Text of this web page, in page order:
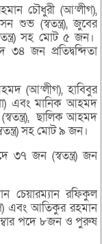
চৌধুরী (আ’লীগ),
(স্বতন্ত্র), জুবের
সহ মোট ৫ জন।
জন প্রতিদ্বন্দিতা
(আ’লীগ), হাবিবুর
এবং মানিক আহমদ
ছালিক আহমদ
সহ মোট ৯ জন।
৩৭ জন (স্বতন্ত্র) জন
চেয়ারম্যান রফিকুল
এবং আতিকুর রহমান
পদে ৮জন ও পুরুষ